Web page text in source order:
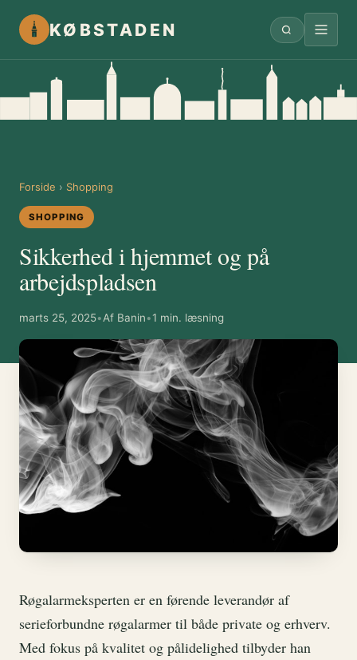
KØBSTADEN
Forside › Shopping
SHOPPING
Sikkerhed i hjemmet og på
arbejdspladsen
marts 25, 2025•Af Banin•1 min. læsning
Røgalarmeksperten er en førende leverandør af
serieforbundne røgalarmer til både private og erhverv.
Med fokus på kvalitet og pålidelighed tilbyder han